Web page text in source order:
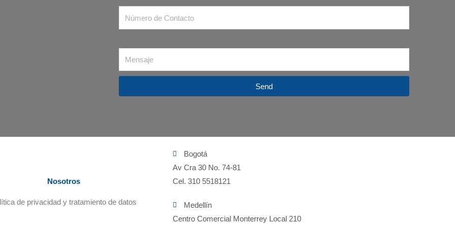
Send
Nosotros
de privacidad y tratamiento de datos
Bogotá
Av Cra 30 No. 74-81
Cel. 310 5518121
Medellín
Centro Comercial Monterrey Local 210